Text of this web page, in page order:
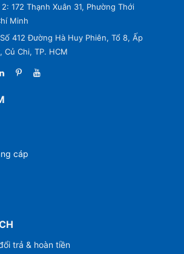
172 Thạnh Xuân 31, Phường Thới
Minh
412 Đường Hà Huy Phiên, Tổ 8, Ấp
Củ Chi, TP. HCM
cáp
trả & hoàn tiền